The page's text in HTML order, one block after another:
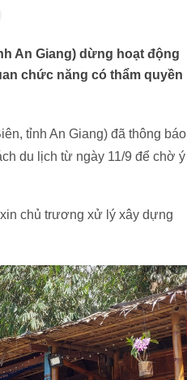
An Giang) dừng hoạt động
chức năng có thẩm quyền
tỉnh An Giang) đã thông báo
du lịch từ ngày 11/9 để chờ ý
chủ trương xử lý xây dựng